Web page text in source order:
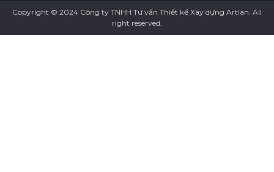
Copyright © 2024 Công ty TNHH Tư vấn Thiết kế Xây dựng Artlan. All
right reserved.